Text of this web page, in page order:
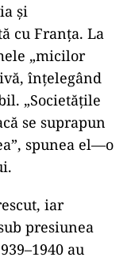
și
cu Franța. La
„micilor
înțelegând
„Societățile
se suprapun
spunea el—o
iar
presiunea
au